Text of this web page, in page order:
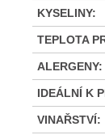
KYSELINY:
TEPLOTA
ALERGENY:
IDEÁLNÍ K
VINAŘSTVÍ: